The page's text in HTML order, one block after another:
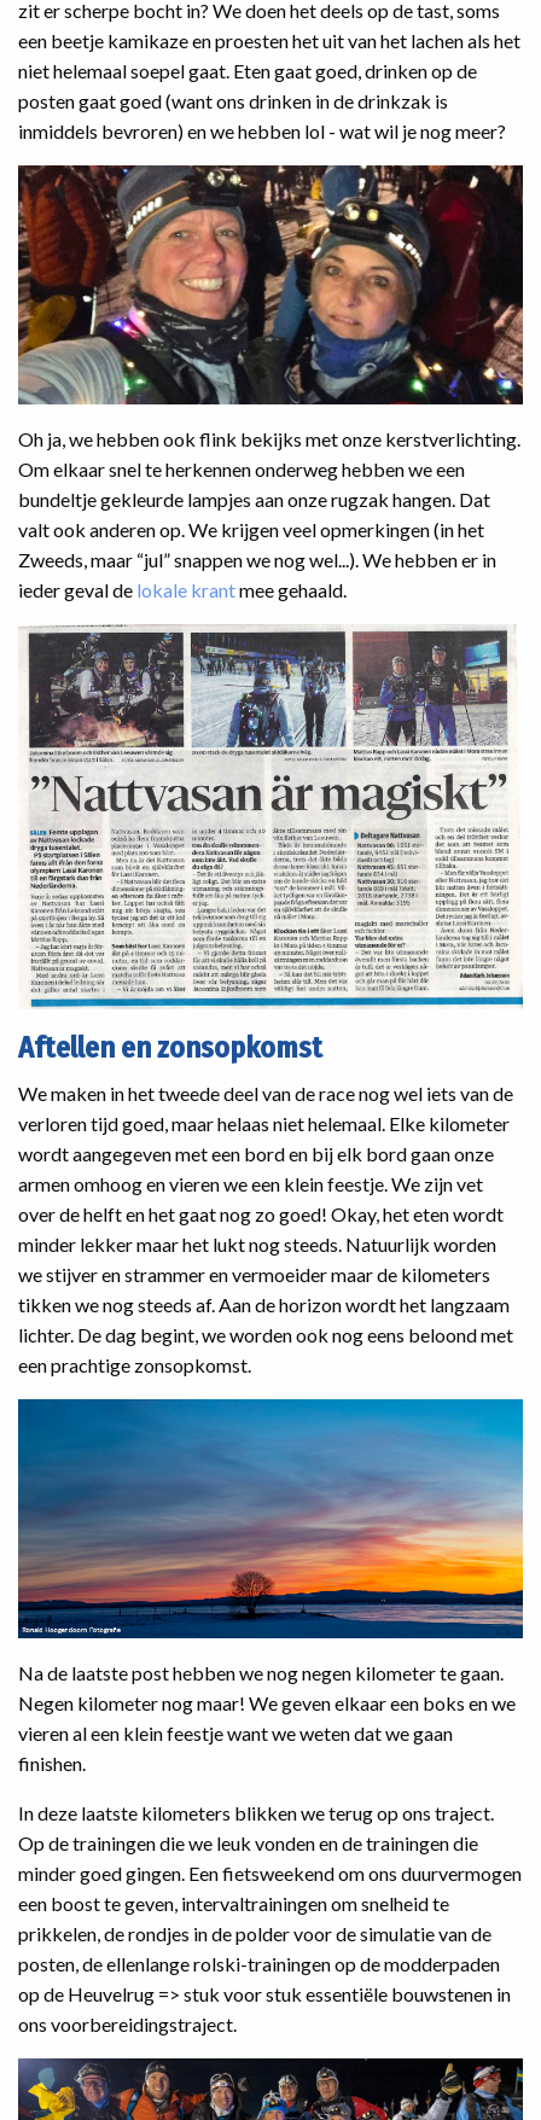
zit er scherpe bocht in? We doen het deels op de tast, soms
een beetje kamikaze en proesten het uit van het lachen als het
niet helemaal soepel gaat. Eten gaat goed, drinken op de
posten gaat goed (want ons drinken in de drinkzak is
inmiddels bevroren) en we hebben lol - wat wil je nog meer?
Oh ja, we hebben ook flink bekijks met onze kerstverlichting.
Om elkaar snel te herkennen onderweg hebben we een
bundeltje gekleurde lampjes aan onze rugzak hangen. Dat
valt ook anderen op. We krijgen veel opmerkingen (in het
Zweeds, maar “jul” snappen we nog wel...). We hebben er in
ieder geval de lokale krantmee gehaald.
Aftellen en zonsopkomst
We maken in het tweede deel van de race nog wel iets van de
verloren tijd goed, maar helaas niet helemaal. Elke kilometer
wordt aangegeven met een bord en bij elk bord gaan onze
armen omhoog en vieren we een klein feestje. We zijn vet
over de helft en het gaat nog zo goed! Okay, het eten wordt
minder lekker maar het lukt nog steeds. Natuurlijk worden
we stijver en strammer en vermoeider maar de kilometers
tikken we nog steeds af. Aan de horizon wordt het langzaam
lichter. De dag begint, we worden ook nog eens beloond met
een prachtige zonsopkomst.
Na de laatste post hebben we nog negen kilometer te gaan.
Negen kilometer nog maar! We geven elkaar een boks en we
vieren al een klein feestje want we weten dat we gaan
finishen.
In deze laatste kilometers blikken we terug op ons traject.
Op de trainingen die we leuk vonden en de trainingen die
minder goed gingen. Een fietsweekend om ons duurvermogen
een boost te geven, intervaltrainingen om snelheid te
prikkelen, de rondjes in de polder voor de simulatie van de
posten, de ellenlange rolski-trainingen op de modderpaden
op de Heuvelrug => stuk voor stuk essentiële bouwstenen in
ons voorbereidingstraject.